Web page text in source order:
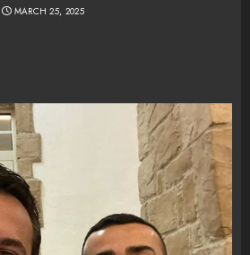
MARCH 25, 2025